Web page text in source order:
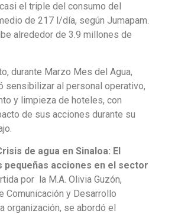
el triple del consumo del
de 217 l/día, según Jumapam.
alrededor de 3.9 millones de
durante Marzo Mes del Agua,
sensibilizar al personal operativo,
y limpieza de hoteles, con
de sus acciones durante su
de agua en Sinaloa: El
pequeñas acciones en el sector
por la M.A. Olivia Guzón,
Comunicación y Desarrollo
organización, se abordó el